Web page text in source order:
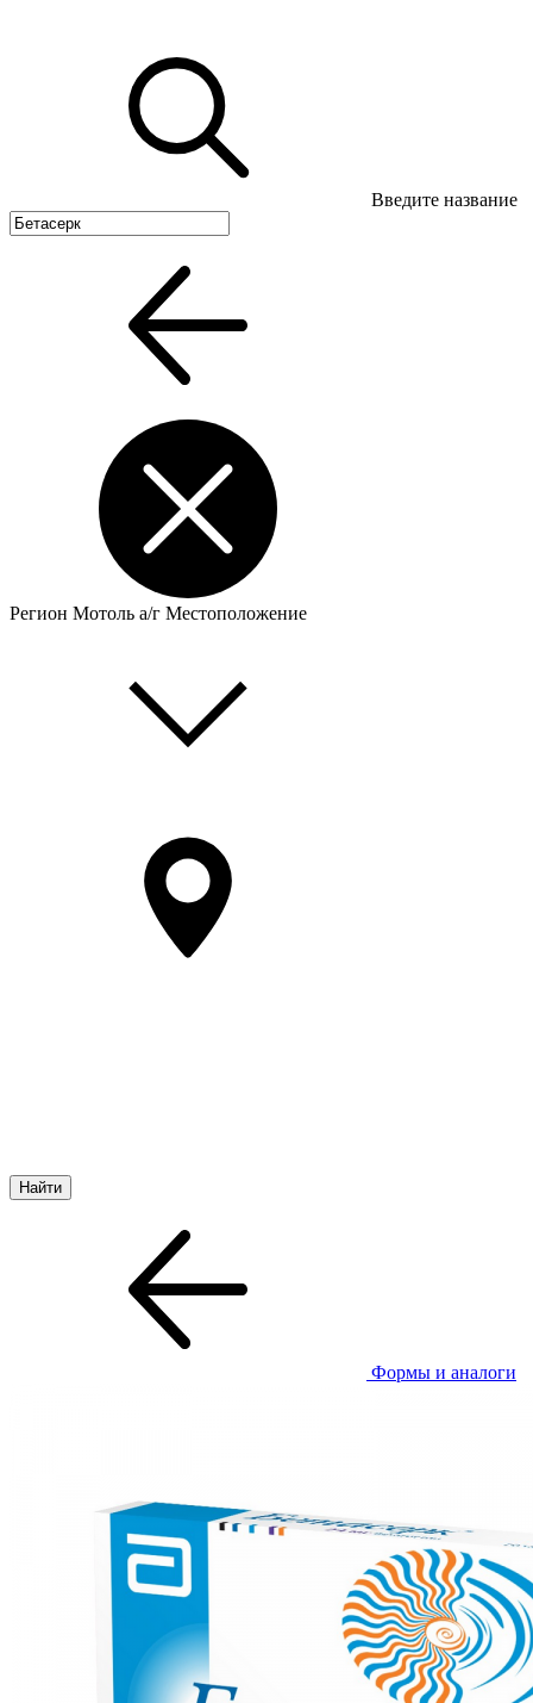
Введите название
Регион Мотоль а/г Местоположение
Формы и аналоги